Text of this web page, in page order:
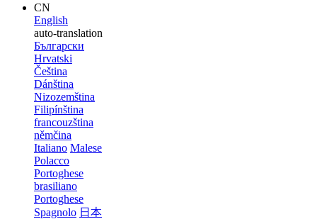
CN
English
auto-translation
Български
Hrvatski
Čeština
Dánština
Nizozemština
Filipínština
francouzština
němčina
Italiano Malese
Polacco
Portoghese
brasiliano
Portoghese
Spagnolo 日本